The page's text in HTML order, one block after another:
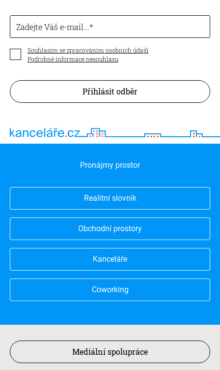
Zadejte Váš e-mail...
Souhlasím se zpracováním osobních údajů
Podrobné informace nesouhlasu
Přihlásit odběr
Pronájmy prostor
Realitní slovník
Obchodní prostory
Kanceláře
Coworking
Mediální spolupráce